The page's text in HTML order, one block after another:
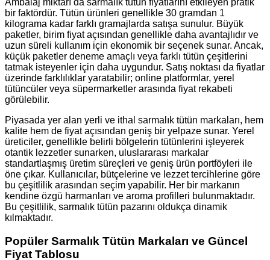
Ambalaj miktarı da sarmalık tütün fiyatlarını etkileyen pratik
bir faktördür. Tütün ürünleri genellikle 30 gramdan 1
kilograma kadar farklı gramajlarda satışa sunulur. Büyük
paketler, birim fiyat açısından genellikle daha avantajlıdır ve
uzun süreli kullanım için ekonomik bir seçenek sunar. Ancak,
küçük paketler deneme amaçlı veya farklı tütün çeşitlerini
tatmak isteyenler için daha uygundur. Satış noktası da fiyatlar
üzerinde farklılıklar yaratabilir; online platformlar, yerel
tütüncüler veya süpermarketler arasında fiyat rekabeti
görülebilir.
Piyasada yer alan yerli ve ithal sarmalık tütün markaları, hem
kalite hem de fiyat açısından geniş bir yelpaze sunar. Yerel
üreticiler, genellikle belirli bölgelerin tütünlerini işleyerek
otantik lezzetler sunarken, uluslararası markalar
standartlaşmış üretim süreçleri ve geniş ürün portföyleri ile
öne çıkar. Kullanıcılar, bütçelerine ve lezzet tercihlerine göre
bu çeşitlilik arasından seçim yapabilir. Her bir markanın
kendine özgü harmanları ve aroma profilleri bulunmaktadır.
Bu çeşitlilik, sarmalık tütün pazarını oldukça dinamik
kılmaktadır.
Popüler Sarmalık Tütün Markaları ve Güncel
Fiyat Tablosu